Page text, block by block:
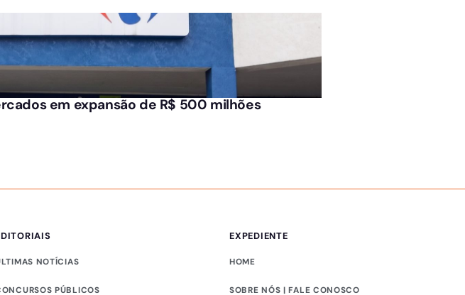
em expansão de R$ 500 milhões
NOTÍCIAS
PÚBLICOS
EXPEDIENTE
HOME
SOBRE NÓS | FALE CONOSCO